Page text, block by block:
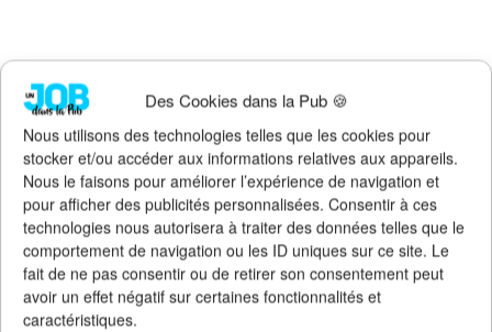
Des Cookies dans la Pub 🍪
Nous utilisons des technologies telles que les cookies pour
stocker et/ou accéder aux informations relatives aux appareils.
Nous le faisons pour améliorer l’expérience de navigation et
pour afficher des publicités personnalisées. Consentir à ces
technologies nous autorisera à traiter des données telles que le
comportement de navigation ou les ID uniques sur ce site. Le
fait de ne pas consentir ou de retirer son consentement peut
avoir un effet négatif sur certaines fonctionnalités et
caractéristiques.